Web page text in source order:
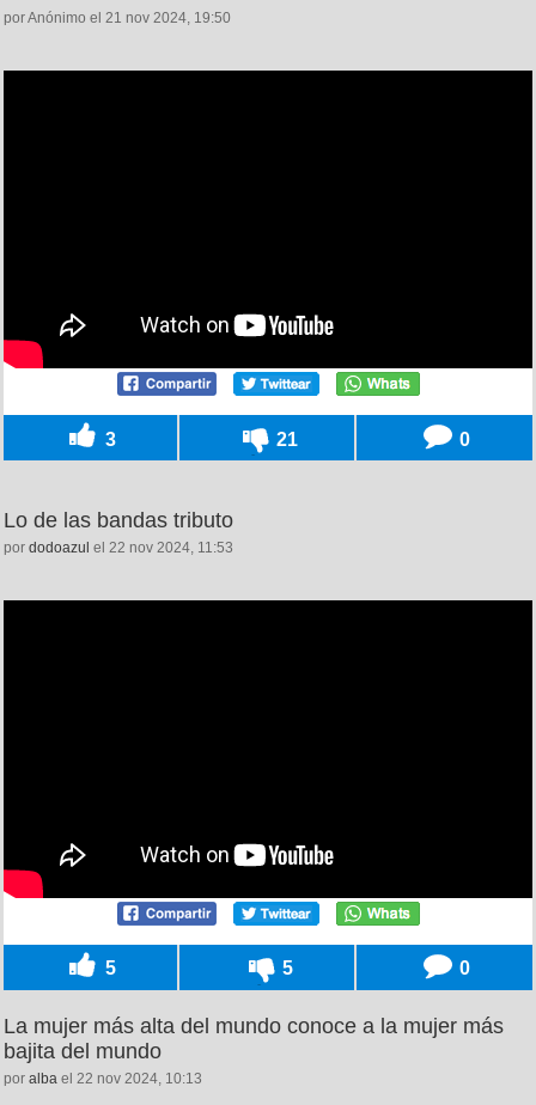
por Anónimo el 21 nov 2024, 19:50
3 21 0
Lo de las bandas tributo
por dodoazul el 22 nov 2024, 11:53
5 5 0
La mujer más alta del mundo conoce a la mujer más
bajita del mundo
por alba el 22 nov 2024, 10:13